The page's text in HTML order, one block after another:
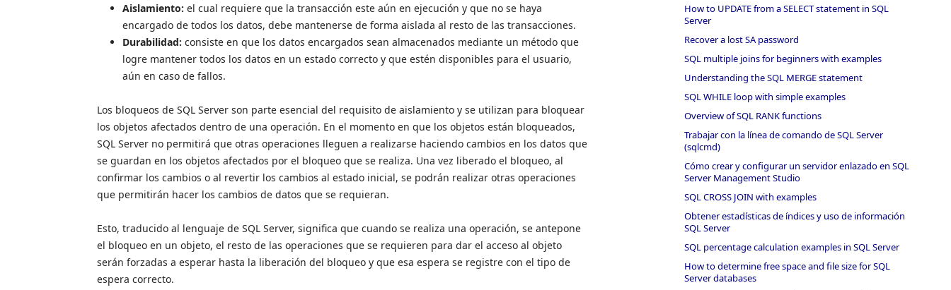
Aislamiento: el cual requiere que la transacción este aún en ejecución y que no se haya
encargado de todos los datos, debe mantenerse de forma aislada al resto de las transacciones.
Durabilidad: consiste en que los datos encargados sean almacenados mediante un método que
logre mantener todos los datos en un estado correcto y que estén disponibles para el usuario,
aún en caso de fallos.
Los bloqueos de SQL Server son parte esencial del requisito de aislamiento y se utilizan para bloquear
los objetos afectados dentro de una operación. En el momento en que los objetos están bloqueados,
SQL Server no permitirá que otras operaciones lleguen a realizarse haciendo cambios en los datos que
se guardan en los objetos afectados por el bloqueo que se realiza. Una vez liberado el bloqueo, al
confirmar los cambios o al revertir los cambios al estado inicial, se podrán realizar otras operaciones
que permitirán hacer los cambios de datos que se requieran.
Esto, traducido al lenguaje de SQL Server, significa que cuando se realiza una operación, se antepone
el bloqueo en un objeto, el resto de las operaciones que se requieren para dar el acceso al objeto
serán forzadas a esperar hasta la liberación del bloqueo y que esa espera se registre con el tipo de
espera correcto.
How to UPDATE from a SELECT statement in SQL
Server
Recover a lost SA password
SQL multiple joins for beginners with examples
Understanding the SQL MERGE statement
SQL WHILE loop with simple examples
Overview of SQL RANK functions
Trabajar con la línea de comando de SQL Server
(sqlcmd)
Cómo crear y configurar un servidor enlazado en SQL
Server Management Studio
SQL CROSS JOIN with examples
Obtener estadísticas de índices y uso de información
SQL Server
SQL percentage calculation examples in SQL Server
How to determine free space and file size for SQL
Server databases